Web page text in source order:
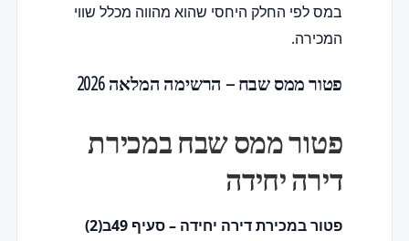
במס לפי החלק היחסי שהוא מהווה מכלל שווי
המכירה.
פטור ממס שבח – הרשימה המלאה 2026
פטור ממס שבח במכירת
דירה יחידה
פטור במכירת דירה יחידה – סעיף 49ב(2)